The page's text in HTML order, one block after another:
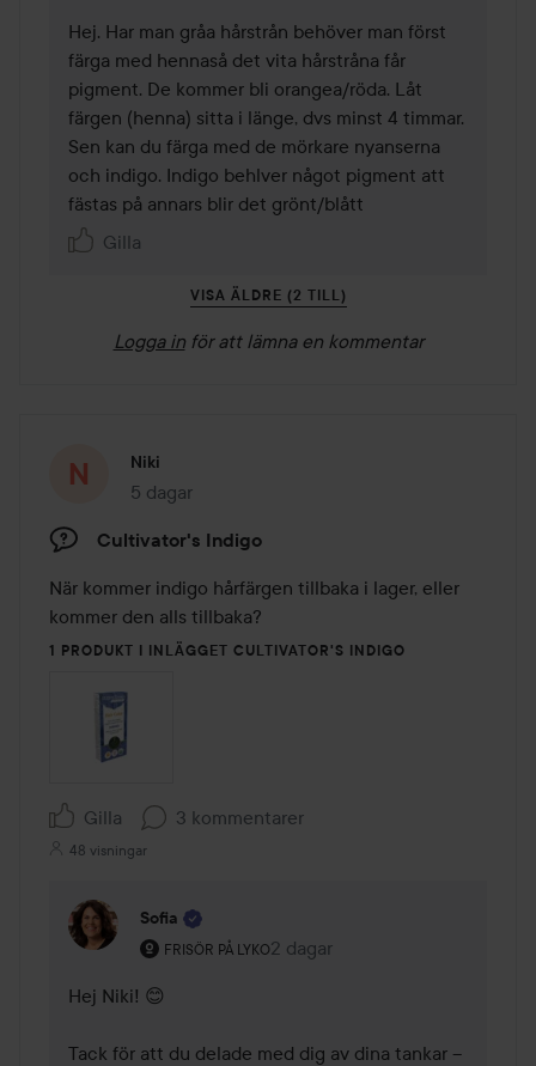
Hej. Har man gråa hårstrån behöver man först
färga med hennaså det vita hårstråna får
pigment. De kommer bli orangea/röda. Låt
färgen (henna) sitta i länge, dvs minst 4 timmar.
Sen kan du färga med de mörkare nyanserna
och indigo. Indigo behlver något pigment att
fästas på annars blir det grönt/blått
Gilla
VISA ÄLDRE (2 TILL)
Logga in för att lämna en kommentar
Niki
5 dagar
Inlägget skapades 5 dagar
Cultivator's Indigo
När kommer indigo hårfärgen tillbaka i lager, eller
kommer den alls tillbaka?
1 PRODUKT I INLÄGGET CULTIVATOR'S INDIGO
Gilla 3 kommentarer
48 visningar
Sofia
FRISÖR PÅ LYKO
Användarens roll: Frisör på Lyko.
2 dagar
Kommentaren lades 2 dagar
Hej Niki! 😊
Tack för att du delade med dig av dina tankar –